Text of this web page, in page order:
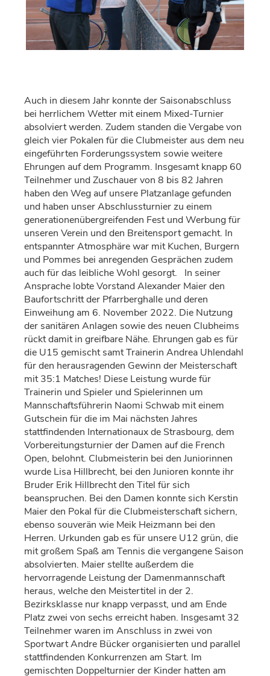
Auch in diesem Jahr konnte der Saisonabschluss
bei herrlichem Wetter mit einem Mixed-Turnier
absolviert werden. Zudem standen die Vergabe von
gleich vier Pokalen für die Clubmeister aus dem neu
eingeführten Forderungssystem sowie weitere
Ehrungen auf dem Programm. Insgesamt knapp 60
Teilnehmer und Zuschauer von 8 bis 82 Jahren
haben den Weg auf unsere Platzanlage gefunden
und haben unser Abschlussturnier zu einem
generationenübergreifenden Fest und Werbung für
unseren Verein und den Breitensport gemacht. In
entspannter Atmosphäre war mit Kuchen, Burgern
und Pommes bei anregenden Gesprächen zudem
auch für das leibliche Wohl gesorgt. In seiner
Ansprache lobte Vorstand Alexander Maier den
Baufortschritt der Pfarrberghalle und deren
Einweihung am 6. November 2022. Die Nutzung
der sanitären Anlagen sowie des neuen Clubheims
rückt damit in greifbare Nähe. Ehrungen gab es für
die U15 gemischt samt Trainerin Andrea Uhlendahl
für den herausragenden Gewinn der Meisterschaft
mit 35:1 Matches! Diese Leistung wurde für
Trainerin und Spieler und Spielerinnen um
Mannschaftsführerin Naomi Schwab mit einem
Gutschein für die im Mai nächsten Jahres
stattfindenden Internationaux de Strasbourg, dem
Vorbereitungsturnier der Damen auf die French
Open, belohnt. Clubmeisterin bei den Juniorinnen
wurde Lisa Hillbrecht, bei den Junioren konnte ihr
Bruder Erik Hillbrecht den Titel für sich
beanspruchen. Bei den Damen konnte sich Kerstin
Maier den Pokal für die Clubmeisterschaft sichern,
ebenso souverän wie Meik Heizmann bei den
Herren. Urkunden gab es für unsere U12 grün, die
mit großem Spaß am Tennis die vergangene Saison
absolvierten. Maier stellte außerdem die
hervorragende Leistung der Damenmannschaft
heraus, welche den Meistertitel in der 2.
Bezirksklasse nur knapp verpasst, und am Ende
Platz zwei von sechs erreicht haben. Insgesamt 32
Teilnehmer waren im Anschluss in zwei von
Sportwart Andre Bücker organisierten und parallel
stattfindenden Konkurrenzen am Start. Im
gemischten Doppelturnier der Kinder hatten am